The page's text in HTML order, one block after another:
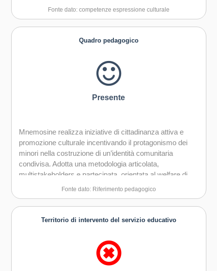
immaginare nuove possibilità
Fonte dato: competenze espressione culturale
Quadro pedagogico
Presente
Mnemosine realizza iniziative di cittadinanza attiva e
promozione culturale incentivando il protagonismo dei
minori nella costruzione di un’identità comunitaria
condivisa. Adotta una metodologia articolata,
multistakeholders e partecipata, orientata al welfare di
comunitario: diretta a sostenere la complessità delle
laboratori di espressione libera, non giudicanti, fondati
sull’ascolto, la condivisione, la rielaborazione creativa dei
Fonte dato: Riferimento pedagogico
Territorio di intervento del servizio educativo